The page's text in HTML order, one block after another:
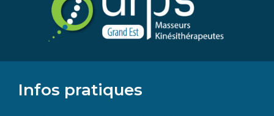
Infos pratiques